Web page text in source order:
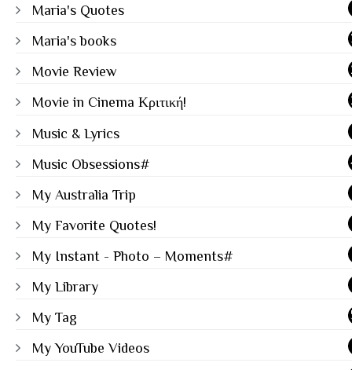
Maria's Quotes
Maria's books
Movie Review
Movie in Cinema Κριτική!
Music & Lyrics
Music Obsessions#
My Australia Trip
My Favorite Quotes!
My Instant - Photo – Moments#
My Library
My Tag
My YouTube Videos